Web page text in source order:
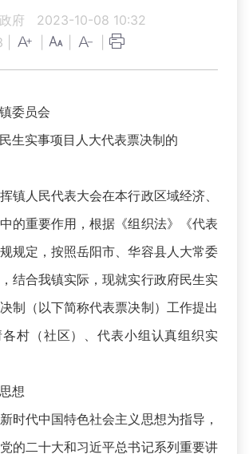
府
2023-10-08 10:32
委员会
实事项目人大代表票决制的
人民代表大会在本行政区域经济、
的重要作用，根据《组织法》《代表
规定，按照岳阳市、华容县人大常委
结合我镇实际，现就实行政府民生实
制（以下简称代表票决制）工作提出
村（社区）、代表小组认真组织实
想
代中国特色社会主义思想为指导，
的二十大和习近平总书记系列重要讲